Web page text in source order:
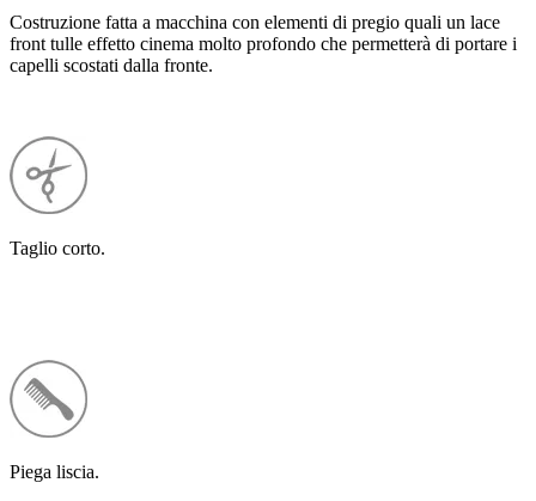
Costruzione fatta a macchina con elementi di pregio quali un lace
front tulle effetto cinema molto profondo che permetterà di portare i
capelli scostati dalla fronte.
Taglio corto.
Piega liscia.